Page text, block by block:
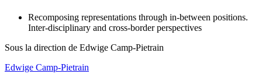
Recomposing representations through in-between positions.
Inter-disciplinary and cross-border perspectives
Sous la direction de Edwige Camp-Pietrain
Edwige Camp-Pietrain